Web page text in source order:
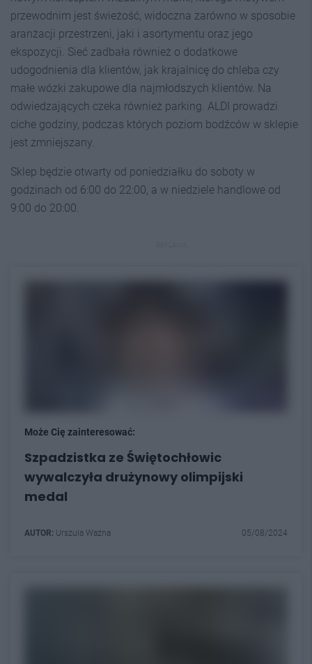
przewodnim jest świeżość, widoczna zarówno w sposobie
aranżacji przestrzeni, jaki i asortymentu oraz jego
ekspozycji. Sieć zadbała również o dodatkowe
udogodnienia dla klientów, jak krajalnicę do chleba czy
małe wózki zakupowe dla najmłodszych klientów. Na
odwiedzających czeka również parking. ALDI prowadzi
ciche godziny, podczas których poziom bodźców w sklepie
jest zmniejszany.
Sklep będzie otwarty od poniedziałku do soboty w
godzinach od 6:00 do 22:00, a w niedziele handlowe od
9:00 do 20:00.
Może Cię zainteresować:
Szpadzistka ze Świętochłowic
wywalczyła drużynowy olimpijski
medal
AUTOR: Urszula Ważna 05/08/2024